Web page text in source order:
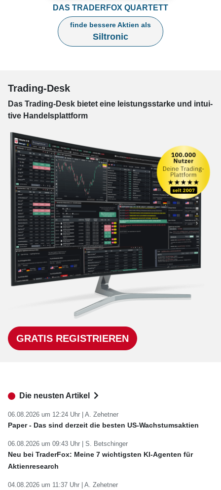
DAS TRADERFOX QUARTETT
finde bessere Aktien als
Siltronic
Trading-Desk
Das Trading-Desk bie­tet eine leis­tungs­star­ke und in­tui­
tive Han­dels­platt­form
GRATIS REGISTRIEREN
Die neusten Artikel
06.08.2026 um 12:24 Uhr | A. Zehetner
Paper - Das sind derzeit die besten US-Wachstumsaktien
06.08.2026 um 09:43 Uhr | S. Betschinger
Neu bei TraderFox: Meine 7 wichtigsten KI-Agenten für
Aktienresearch
04.08.2026 um 11:37 Uhr | A. Zehetner